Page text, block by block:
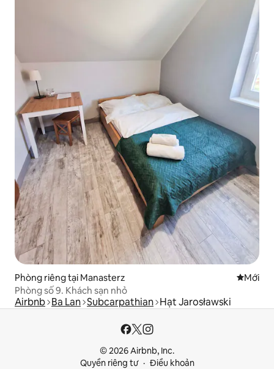
Phòng riêng tại Manasterz Nơi ở
Mới
Phòng số 9. Khách sạn nhỏ
Airbnb Ba Lan Subcarpathian Hạt Jarosławski
© 2026 Airbnb, Inc.
Quyền riêng tư
Điều khoản